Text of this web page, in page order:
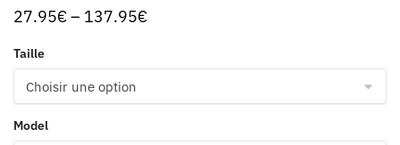
27.95€– 137.95€
Taille
Model